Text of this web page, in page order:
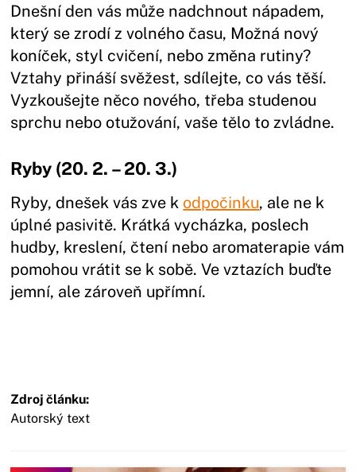
Dnešní den vás může nadchnout nápadem,
který se zrodí z volného času, Možná nový
koníček, styl cvičení, nebo změna rutiny?
Vztahy přináší svěžest, sdílejte, co vás těší.
Vyzkoušejte něco nového, třeba studenou
sprchu nebo otužování, vaše tělo to zvládne.
Ryby (20. 2. – 20. 3.)
Ryby, dnešek vás zve k odpočinku, ale ne k
úplné pasivitě. Krátká vycházka, poslech
hudby, kreslení, čtení nebo aromaterapie vám
pomohou vrátit se k sobě. Ve vztazích buďte
jemní, ale zároveň upřímní.
Zdroj článku:
Autorský text